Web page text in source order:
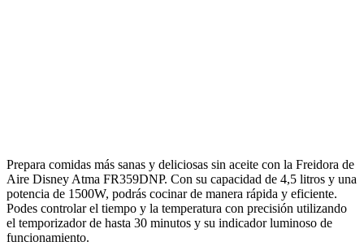
Prepara comidas más sanas y deliciosas sin aceite con la Freidora de
Aire Disney Atma FR359DNP. Con su capacidad de 4,5 litros y una
potencia de 1500W, podrás cocinar de manera rápida y eficiente.
Podes controlar el tiempo y la temperatura con precisión utilizando
el temporizador de hasta 30 minutos y su indicador luminoso de
funcionamiento.